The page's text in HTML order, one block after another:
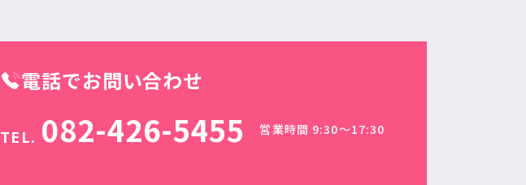
電話でお問い合わせ
TEL. 082-426-5455 営業時間 9:30〜17:30